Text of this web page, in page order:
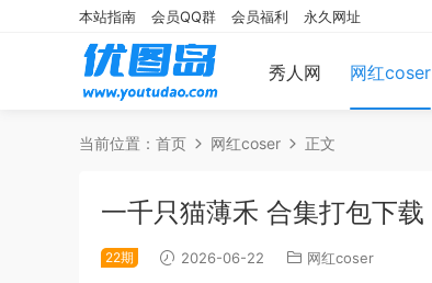
秀人网 网红coser
本站指南 会员QQ群 会员福利 永久网址
当前位置： 首页 网红coser 正文
一千只猫薄禾 合集打包下载
22期 2026-06-22 网红coser